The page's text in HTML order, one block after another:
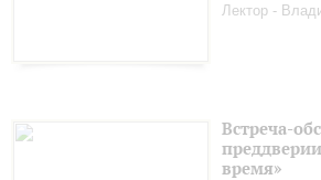
Лектор -
Встреча-
время»